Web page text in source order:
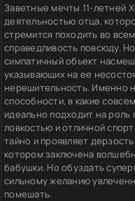
Заветные мечты 11-летней
деятельностью отца,
стремится походить во
справедливость повсюду.
симпатичный объект
указывающих на ее
нерешительность. Именно
способности, в какие
идеально подходит на роль
ловкостью и отличной
тайно и проявляет
котором заключена
бабушки. Но обуздать
сильному желанию
помешать.